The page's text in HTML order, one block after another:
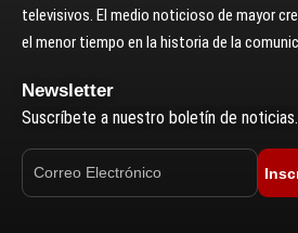
televisivos. El medio noticioso de mayor
el menor tiempo en la historia de la
Newsletter
Suscríbete a nuestro boletín de noticias.